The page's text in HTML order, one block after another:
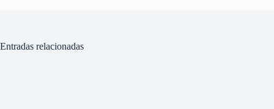
Entradas relacionadas